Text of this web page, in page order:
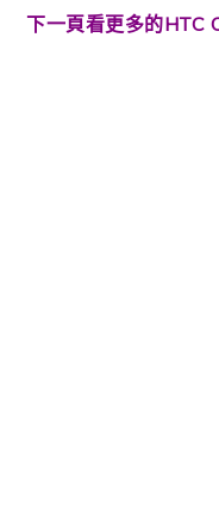
下一頁看更多的HTC